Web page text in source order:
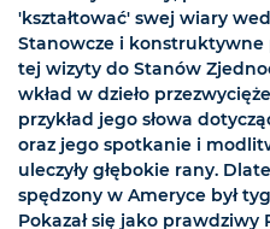
'kształtować' swej wiary
Stanowcze i konstruktywne
tej wizyty do Stanów
wkład w dzieło
przykład jego słowa
oraz jego spotkanie i
uleczyły głębokie rany.
spędzony w Ameryce był
Pokazał się jako prawdziwy